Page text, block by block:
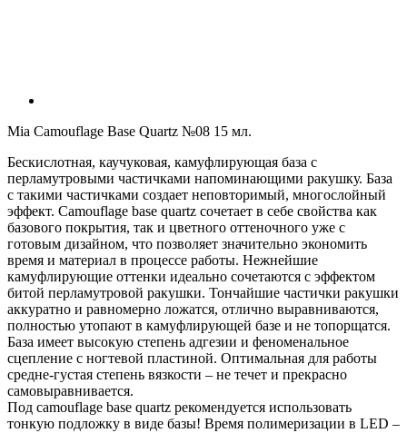
Mia Camouflage Base Quartz №08 15 мл.
Бескислотная, каучуковая, камуфлирующая база с
перламутровыми частичками напоминающими ракушку. База
с такими частичками создает неповторимый, многослойный
эффект. Camouflage base quartz сочетает в себе свойства как
базового покрытия, так и цветного оттеночного уже с
готовым дизайном, что позволяет значительно экономить
время и материал в процессе работы. Нежнейшие
камуфлирующие оттенки идеально сочетаются с эффектом
битой перламутровой ракушки. Тончайшие частички ракушки
аккуратно и равномерно ложатся, отлично выравниваются,
полностью утопают в камуфлирующей базе и не топорщатся.
База имеет высокую степень адгезии и феноменальное
сцепление с ногтевой пластиной. Оптимальная для работы
средне-густая степень вязкости – не течет и прекрасно
самовыравнивается.
Под camouflage base quartz рекомендуется использовать
тонкую подложку в виде базы! Время полимеризации в LED –